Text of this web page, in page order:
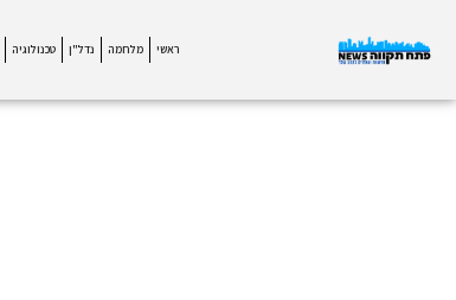
ראשי מלחמה נדל"ן טכנולוגיה